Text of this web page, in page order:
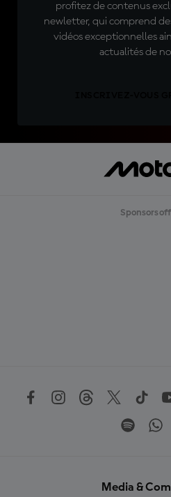
profitez de contenus
newletter, qui comprend
vidéos exceptionnelles
actualités de
Sponsors
Media &